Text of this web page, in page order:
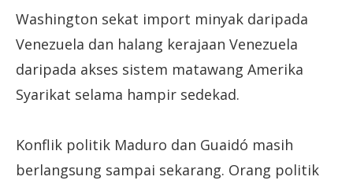
Washington sekat import minyak daripada
Venezuela dan halang kerajaan Venezuela
daripada akses sistem matawang Amerika
Syarikat selama hampir sedekad.
Konflik politik Maduro dan Guaidó masih
berlangsung sampai sekarang. Orang politik